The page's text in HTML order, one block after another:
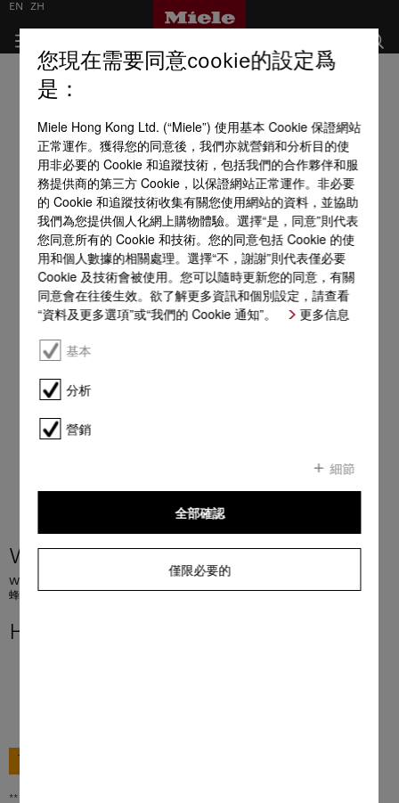
WEA125 WCS 8kg Active
W1 前置式洗衣機： A -10 %* I 8 公斤 I 1400 rpm I CapDosing 洗衣劑囊系統 I
蜂巢式滾筒 I AddLoad
HK$ 11,980.00
** 香港零售價
EN ZH
您現在需要同意cookie的設定爲
是：
Miele Hong Kong Ltd. (“Miele”) 使用基本 Cookie 保證網站
正常運作。獲得您的同意後，我們亦就營銷和分析目的使
用非必要的 Cookie 和追蹤技術，包括我們的合作夥伴和服
務提供商的第三方 Cookie，以保證網站正常運作。非必要
的 Cookie 和追蹤技術收集有關您使用網站的資料，並協助
我們為您提供個人化網上購物體驗。選擇“是，同意”則代表
您同意所有的 Cookie 和技術。您的同意包括 Cookie 的使
用和個人數據的相關處理。選擇“不，謝謝”則代表僅必要
Cookie 及技術會被使用。您可以隨時更新您的同意，有關
同意會在往後生效。欲了解更多資訊和個別設定，請查看
“資料及更多選項”或“我們的 Cookie 通知”。
更多信息
基本
分析
營銷
細節
僅限必要的
全部確認